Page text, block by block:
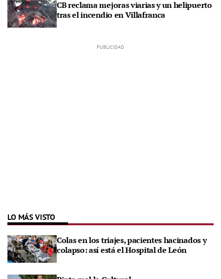
CB reclama mejoras viarias y un helipuerto
tras el incendio en Villafranca
LO MÁS VISTO
Colas en los triajes, pacientes hacinados y
colapso: así está el Hospital de León